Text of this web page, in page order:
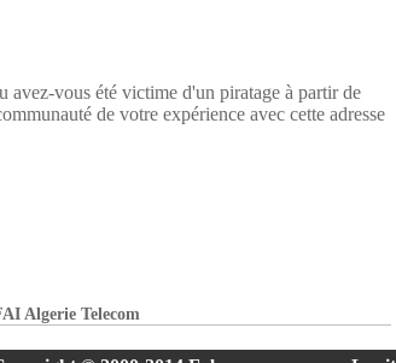
avez-vous été victime d'un piratage à partir de
de votre expérience avec cette adresse
Algerie Telecom